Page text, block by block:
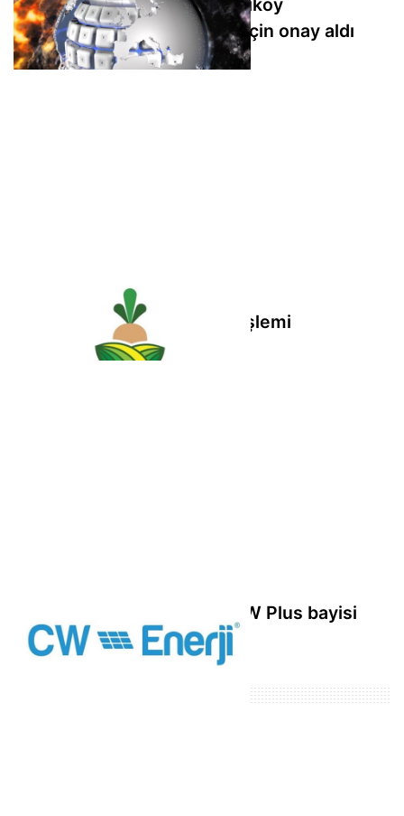
Rönesans Gayrimenkul, Feriköy
Gayrimenkul'daki pay alımı için onay aldı
Bor Şeker'de pay geri alım işlemi
CW Enerji'nin Adana'daki CW Plus bayisi
faaliyete başladı